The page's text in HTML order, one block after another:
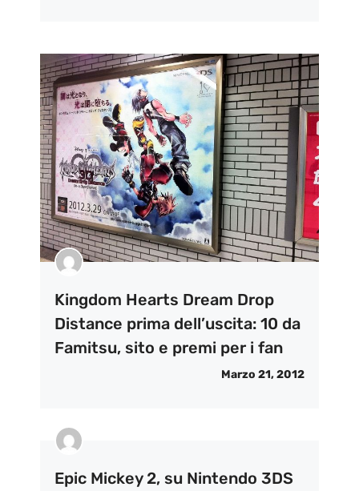
Kingdom Hearts Dream Drop
Distance prima dell’uscita: 10 da
Famitsu, sito e premi per i fan
Marzo 21, 2012
Epic Mickey 2, su Nintendo 3DS